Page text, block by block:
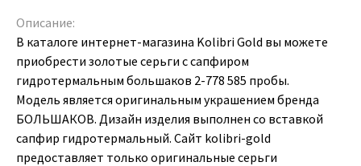
Описание:
В каталоге интернет-магазина Kolibri Gold вы можете
приобрести золотые серьги с сапфиром
гидротермальным большаков 2-778 585 пробы.
Модель является оригинальным украшением бренда
БОЛЬШАКОВ. Дизайн изделия выполнен со вставкой
сапфир гидротермальный. Сайт kolibri-gold
предоставляет только оригинальные серьги